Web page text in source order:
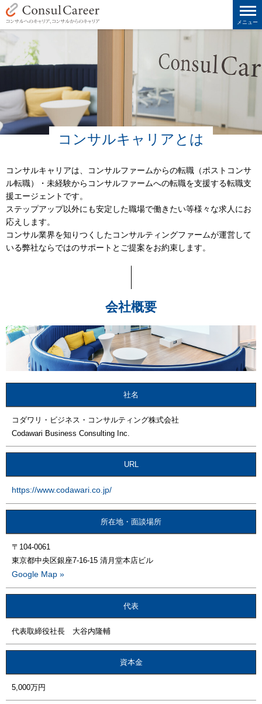
メニュー
コンサルキャリアとは
コンサルキャリアは、コンサルファームからの転職（ポストコンサ
ル転職）・未経験からコンサルファームへの転職を支援する転職支
援エージェントです。
ステップアップ以外にも安定した職場で働きたい等様々な求人にお
応えします。
コンサル業界を知りつくしたコンサルティングファームが運営して
いる弊社ならではのサポートとご提案をお約束します。
会社概要
社名
コダワリ・ビジネス・コンサルティング株式会社
Codawari Business Consulting Inc.
URL
https://www.codawari.co.jp/
所在地・面談場所
〒104-0061
東京都中央区銀座7-16-15 清月堂本店ビル
Google Map »
代表
代表取締役社長 大谷内隆輔
資本金
5,000万円